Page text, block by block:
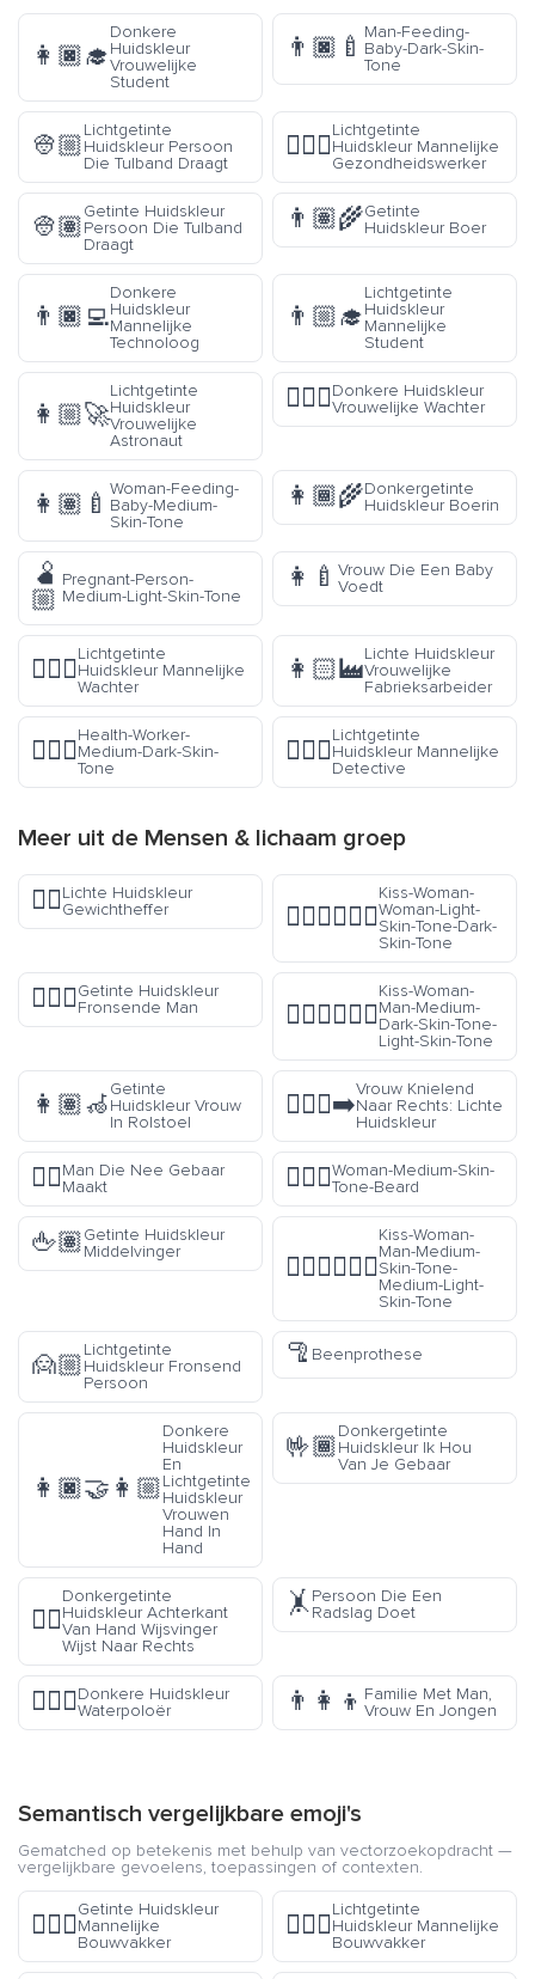
👩🏿‍🎓
Donkere
Huidskleur
Vrouwelijke
Student
👨🏿‍🍼
Man-Feeding-
Baby-Dark-Skin-
Tone
👳🏼
Lichtgetinte
Huidskleur Persoon
Die Tulband Draagt
👨🏼‍⚕️
Lichtgetinte
Huidskleur Mannelijke
Gezondheidswerker
👳🏽
Getinte Huidskleur
Persoon Die Tulband
Draagt
👨🏽‍🌾Getinte
Huidskleur Boer
👨🏿‍💻
Donkere
Huidskleur
Mannelijke
Technoloog
👨🏼‍🎓
Lichtgetinte
Huidskleur
Mannelijke
Student
👩🏼‍🚀
Lichtgetinte
Huidskleur
Vrouwelijke
Astronaut
💂🏿‍♀️Donkere Huidskleur
Vrouwelijke Wachter
👩🏽‍🍼
Woman-Feeding-
Baby-Medium-
Skin-Tone
👩🏾‍🌾Donkergetinte
Huidskleur Boerin
🫄
🏼
Pregnant-Person-
Medium-Light-Skin-Tone
👩‍🍼 Vrouw Die Een Baby
Voedt
💂🏼‍♂️
Lichtgetinte
Huidskleur Mannelijke
Wachter
👩🏻‍🏭
Lichte Huidskleur
Vrouwelijke
Fabrieksarbeider
🧑🏾‍⚕️
Health-Worker-
Medium-Dark-Skin-
Tone
🕵🏼‍♂️
Lichtgetinte
Huidskleur Mannelijke
Detective
Meer uit de Mensen & lichaam groep
🏋🏻Lichte Huidskleur
Gewichtheffer
👩🏻‍❤️‍💋‍👩🏿
Kiss-Woman-
Woman-Light-
Skin-Tone-Dark-
Skin-Tone
🙍🏽‍♂️Getinte Huidskleur
Fronsende Man
👩🏾‍❤️‍💋‍👨🏻
Kiss-Woman-
Man-Medium-
Dark-Skin-Tone-
Light-Skin-Tone
👩🏽‍🦽
Getinte
Huidskleur Vrouw
In Rolstoel
🧎🏻‍♀️‍➡️
Vrouw Knielend
Naar Rechts: Lichte
Huidskleur
🙅‍♂️Man Die Nee Gebaar
Maakt
🧔🏽‍♀️Woman-Medium-Skin-
Tone-Beard
🖕🏽Getinte Huidskleur
Middelvinger
👩🏽‍❤️‍💋‍👨🏼
Kiss-Woman-
Man-Medium-
Skin-Tone-
Medium-Light-
Skin-Tone
🙍🏼
Lichtgetinte
Huidskleur Fronsend
Persoon
🦿 Beenprothese
👩🏿‍🤝‍👩🏼
Donkere
Huidskleur
En
Lichtgetinte
Huidskleur
Vrouwen
Hand In
Hand
🤟🏾
Donkergetinte
Huidskleur Ik Hou
Van Je Gebaar
👉🏾
Donkergetinte
Huidskleur Achterkant
Van Hand Wijsvinger
Wijst Naar Rechts
🤸Persoon Die Een
Radslag Doet
🤽🏿‍♂️Donkere Huidskleur
Waterpoloër
👨‍👩‍👦 Familie Met Man,
Vrouw En Jongen
Semantisch vergelijkbare emoji's
Gematched op betekenis met behulp van vectorzoekopdracht —
vergelijkbare gevoelens, toepassingen of contexten.
👷🏽‍♂️
Getinte Huidskleur
Mannelijke
Bouwvakker
👷🏼‍♂️
Lichtgetinte
Huidskleur Mannelijke
Bouwvakker